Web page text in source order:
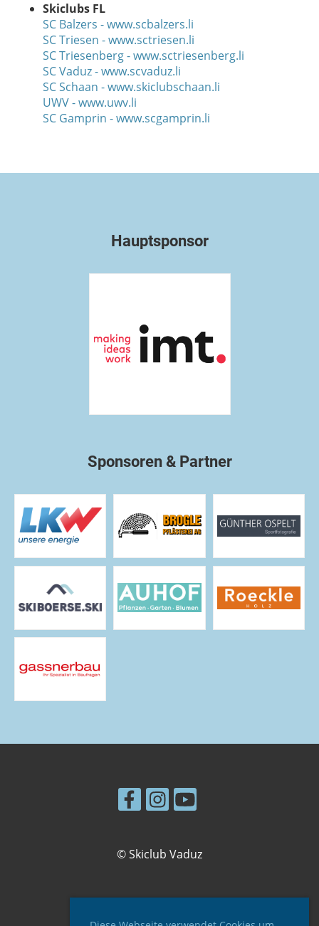
Skiclubs FL
SC Balzers - www.scbalzers.li
SC Triesen - www.sctriesen.li
SC Triesenberg - www.sctriesenberg.li
SC Vaduz - www.scvaduz.li
SC Schaan - www.skiclubschaan.li
UWV - www.uwv.li
SC Gamprin - www.scgamprin.li
Hauptsponsor
Sponsoren & Partner
© Skiclub Vaduz